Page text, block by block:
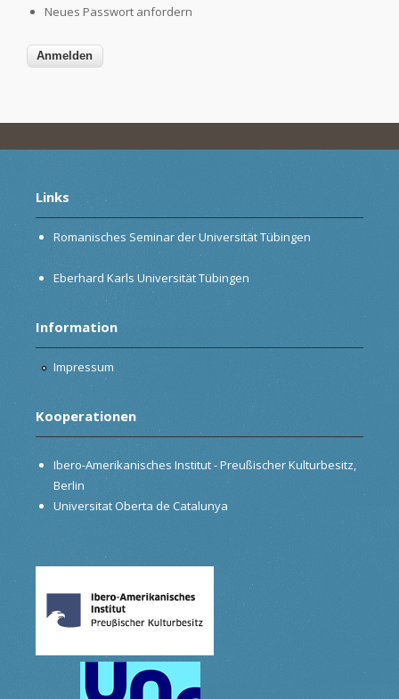
Neues Passwort anfordern
Links
Romanisches Seminar der Universität Tübingen
Eberhard Karls Universität Tübingen
Information
Impressum
Kooperationen
Ibero-Amerikanisches Institut - Preußischer Kulturbesitz,
Berlin
Universitat Oberta de Catalunya